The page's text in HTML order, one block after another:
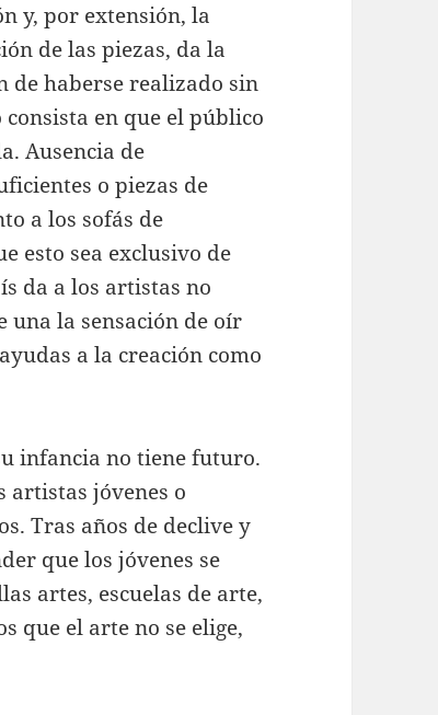
y, por extensión, la
de las piezas, da la
de haberse realizado sin
en que el público
Ausencia de
o piezas de
a los sofás de
esto sea exclusivo de
da a los artistas no
una la sensación de oír
a la creación como
infancia no tiene futuro.
artistas jóvenes o
Tras años de declive y
que los jóvenes se
artes, escuelas de arte,
que el arte no se elige,